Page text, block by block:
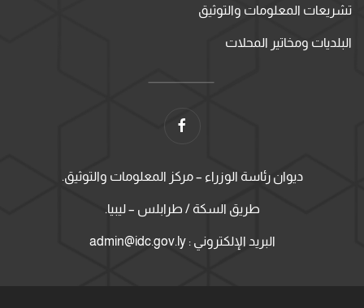
تشريعات المعلومات والتوثيق
البلديات ومخاتير المحلات
ديوان رئاسة الوزراء – مركز المعلومات والتوثيق.
طريق السكة / طرابلس – ليبيا.
البريد الإلكتروني : admin@idc.gov.ly